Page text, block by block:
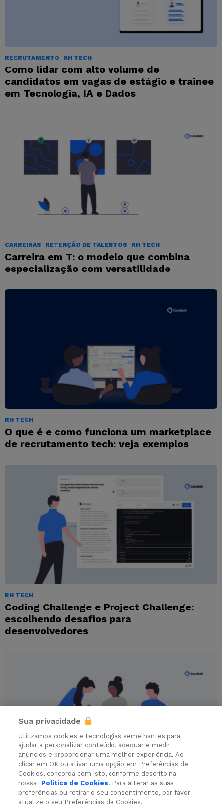
RECRUTAMENTO RH TECH
Como lidar com alto volume de
candidatos em vagas de estágio e trainee
em Tecnologia, IA e Dados
CARREIRAS RETENÇÃO DE TALENTOS RH TECH
Carreira em T: o modelo que combina
especialização com versatilidade
RH TECH
O que é e como funciona um marketplace
de recrutamento tech: veja exemplos
RH TECH
Coding Challenge e Project Challenge:
escolhendo desafios para
desenvolvedores
RECRUTAMENTO RH TECH
Entenda como montar seu time de RH
Tech com eficiência
Sua privacidade
Utilizamos cookies e tecnologias semelhantes para
ajudar a personalizar conteúdo, adequar e medir
anúncios e proporcionar uma melhor experiência. Ao
clicar em OK ou ativar uma opção em Preferências de
Cookies, concorda com isto, conforme descrito na
nossa
Política de Cookies. Para alterar as suas
preferências ou retirar o seu consentimento, por favor
atualize o seu Preferências de Cookies.